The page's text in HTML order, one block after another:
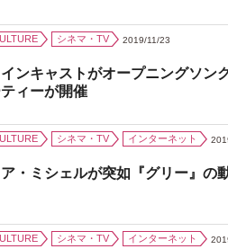
シネマ・TV 2019/11/23
インキャストがオープニングソ
ィーが開催
シネマ・TV インターネット
ア・ミシェルが突如『グリー』
シネマ・TV インターネット